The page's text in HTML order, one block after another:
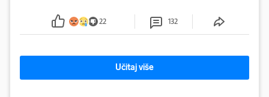
22 132
Učitaj više